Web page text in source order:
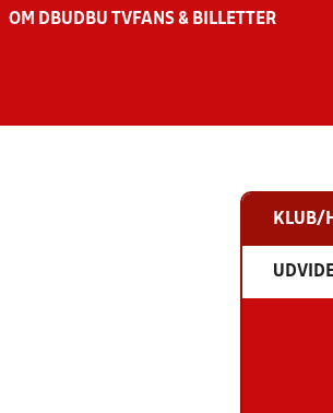
OM DBU DBU TV FANS & BILLETTER
KLUB/